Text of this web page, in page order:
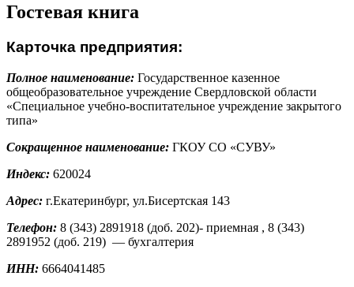
Гостевая книга
Карточка предприятия:
Полное наименование: Государственное казенное
общеобразовательное учреждение Свердловской области
«Специальное учебно-воспитательное учреждение закрытого
типа»
Сокращенное наименование: ГКОУ СО «СУВУ»
Индекс: 620024
Адрес: г.Екатеринбург, ул.Бисертская 143
Телефон: 8 (343) 2891918 (доб. 202)- приемная , 8 (343)
2891952 (доб. 219) — бухгалтерия
ИНН: 6664041485